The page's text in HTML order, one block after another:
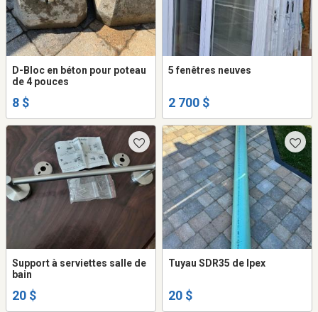
D-Bloc en béton pour poteau
de 4 pouces
8 $
5 fenêtres neuves
2 700 $
Support à serviettes salle de
bain
20 $
Tuyau SDR35 de Ipex
20 $